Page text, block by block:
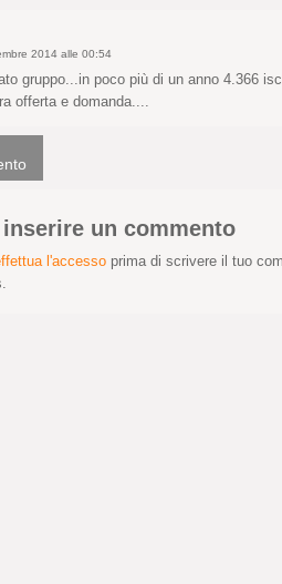
2014 alle 00:54
gruppo...in poco più di un anno 4.366
offerta e domanda....
un commento
l'accesso prima di scrivere il tuo